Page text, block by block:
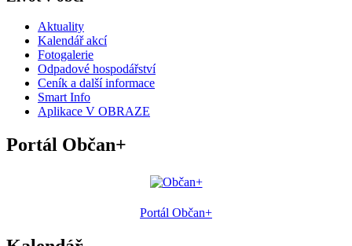
Aktuality
Kalendář akcí
Fotogalerie
Odpadové hospodářství
Ceník a další informace
Smart Info
Aplikace V OBRAZE
Portál Občan+
Portál Občan+